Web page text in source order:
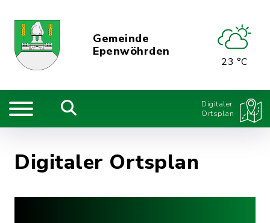
Gemeinde
Epenwöhrden
23 °C
Digitaler
Ortsplan
Digitaler Ortsplan